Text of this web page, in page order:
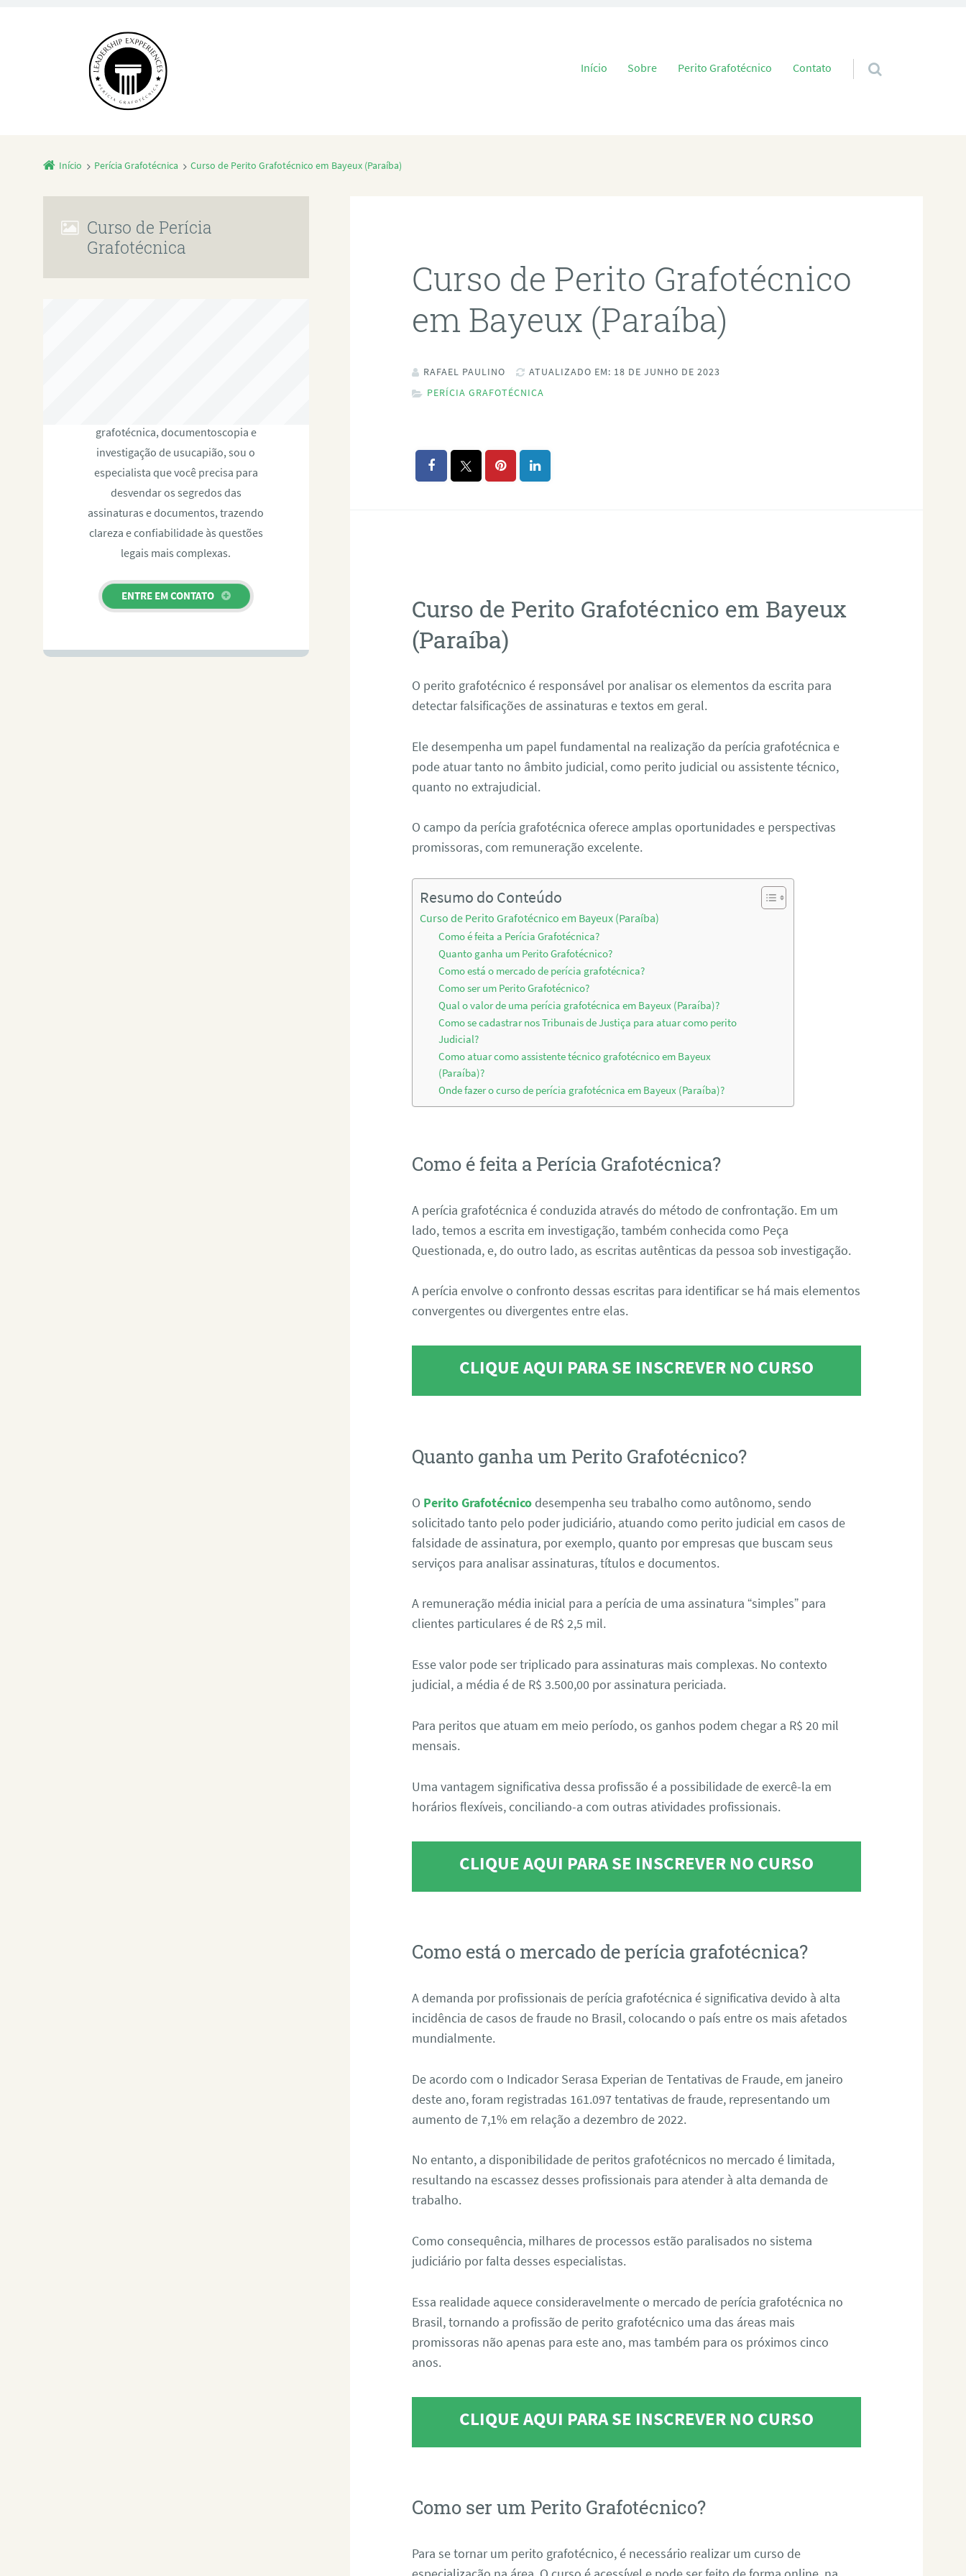
Pular para o conteúdo
Início Sobre Perito Grafotécnico Contato
Início Perícia Grafotécnica Curso de Perito Grafotécnico em Bayeux (Paraíba)
Curso de Perito Grafotécnico
em Bayeux (Paraíba)
RAFAEL PAULINO
ATUALIZADO EM: 18 DE JUNHO DE 2023
PERÍCIA GRAFOTÉCNICA
Curso de Perito Grafotécnico em Bayeux
(Paraíba)
O perito grafotécnico é responsável por analisar os elementos da escrita para
detectar falsificações de assinaturas e textos em geral.
Ele desempenha um papel fundamental na realização da perícia grafotécnica e
pode atuar tanto no âmbito judicial, como perito judicial ou assistente técnico,
quanto no extrajudicial.
O campo da perícia grafotécnica oferece amplas oportunidades e perspectivas
promissoras, com remuneração excelente.
Resumo do Conteúdo
Curso de Perito Grafotécnico em Bayeux (Paraíba)
Como é feita a Perícia Grafotécnica?
Quanto ganha um Perito Grafotécnico?
Como está o mercado de perícia grafotécnica?
Como ser um Perito Grafotécnico?
Qual o valor de uma perícia grafotécnica em Bayeux (Paraíba)?
Como se cadastrar nos Tribunais de Justiça para atuar como perito
Judicial?
Como atuar como assistente técnico grafotécnico em Bayeux
(Paraíba)?
Onde fazer o curso de perícia grafotécnica em Bayeux (Paraíba)?
Como é feita a Perícia Grafotécnica?
A perícia grafotécnica é conduzida através do método de confrontação. Em um
lado, temos a escrita em investigação, também conhecida como Peça
Questionada, e, do outro lado, as escritas autênticas da pessoa sob investigação.
A perícia envolve o confronto dessas escritas para identificar se há mais elementos
convergentes ou divergentes entre elas.
CLIQUE AQUI PARA SE INSCREVER NO CURSO
Quanto ganha um Perito Grafotécnico?
O Perito Grafotécnico desempenha seu trabalho como autônomo, sendo
solicitado tanto pelo poder judiciário, atuando como perito judicial em casos de
falsidade de assinatura, por exemplo, quanto por empresas que buscam seus
serviços para analisar assinaturas, títulos e documentos.
A remuneração média inicial para a perícia de uma assinatura “simples” para
clientes particulares é de R$ 2,5 mil.
Esse valor pode ser triplicado para assinaturas mais complexas. No contexto
judicial, a média é de R$ 3.500,00 por assinatura periciada.
Para peritos que atuam em meio período, os ganhos podem chegar a R$ 20 mil
mensais.
Uma vantagem significativa dessa profissão é a possibilidade de exercê-la em
horários flexíveis, conciliando-a com outras atividades profissionais.
CLIQUE AQUI PARA SE INSCREVER NO CURSO
Como está o mercado de perícia grafotécnica?
A demanda por profissionais de perícia grafotécnica é significativa devido à alta
incidência de casos de fraude no Brasil, colocando o país entre os mais afetados
mundialmente.
De acordo com o Indicador Serasa Experian de Tentativas de Fraude, em janeiro
deste ano, foram registradas 161.097 tentativas de fraude, representando um
aumento de 7,1% em relação a dezembro de 2022.
No entanto, a disponibilidade de peritos grafotécnicos no mercado é limitada,
resultando na escassez desses profissionais para atender à alta demanda de
trabalho.
Como consequência, milhares de processos estão paralisados no sistema
judiciário por falta desses especialistas.
Essa realidade aquece consideravelmente o mercado de perícia grafotécnica no
Brasil, tornando a profissão de perito grafotécnico uma das áreas mais
promissoras não apenas para este ano, mas também para os próximos cinco
anos.
CLIQUE AQUI PARA SE INSCREVER NO CURSO
Como ser um Perito Grafotécnico?
Para se tornar um perito grafotécnico, é necessário realizar um curso de
Curso de Perícia
Grafotécnica
grafotécnica, documentoscopia e
investigação de usucapião, sou o
especialista que você precisa para
desvendar os segredos das
assinaturas e documentos, trazendo
clareza e confiabilidade às questões
legais mais complexas.
ENTRE EM CONTATO